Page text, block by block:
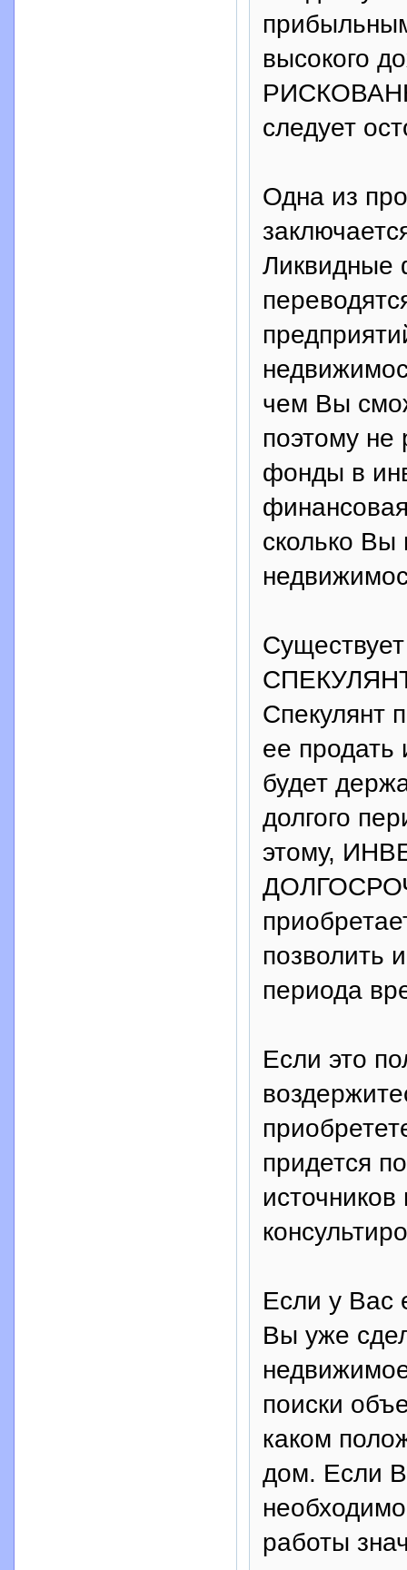
высокого
следует
Одна из
Ликвидные
чем Вы
поэтому не
фонды в
сколько Вы
Спекулянт
ее
будет
долгого
этому,
позволить
периода
Если это
придется
Если у Вас
Вы уже
поиски
каком
дом. Если
работы